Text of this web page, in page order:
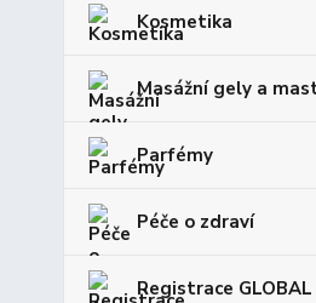
Kosmetika
Masážní gely a
Parfémy
Péče o zdraví
Registrace GLOBAL